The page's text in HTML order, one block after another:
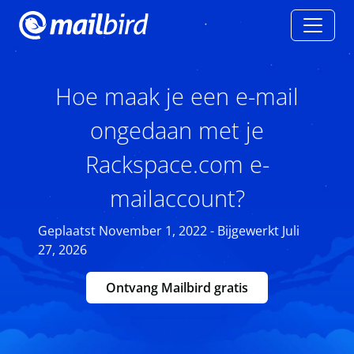
Hoe maak je een e-mail
ongedaan met je
Rackspace.com e-
mailaccount?
Geplaatst November 1, 2022 - Bijgewerkt Juli
27, 2026
Ontvang Mailbird gratis